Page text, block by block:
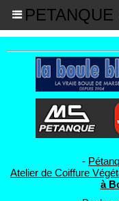
-
Atelier de Coiffure
à